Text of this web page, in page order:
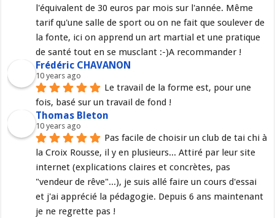
l'équivalent de 30 euros par mois sur l'année. Même
tarif qu'une salle de sport ou on ne fait que soulever de
la fonte, ici on apprend un art martial et une pratique
de santé tout en se musclant :-)A recommander !
Frédéric CHAVANON
10 years ago
Le travail de la forme est, pour une
fois, basé sur un travail de fond !
Thomas Bleton
10 years ago
Pas facile de choisir un club de tai chi à
la Croix Rousse, il y en plusieurs... Attiré par leur site
internet (explications claires et concrètes, pas
"vendeur de rêve"...), je suis allé faire un cours d'essai
et j'ai apprécié la pédagogie. Depuis 6 ans maintenant
je ne regrette pas !